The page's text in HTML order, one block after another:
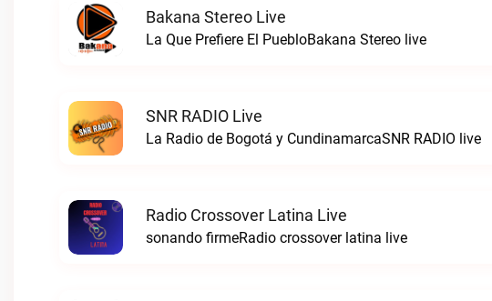
Bakana Stereo Live
La Que Prefiere El PuebloBakana Stereo live
SNR RADIO Live
La Radio de Bogotá y CundinamarcaSNR RADIO live
Radio Crossover Latina Live
sonando firmeRadio crossover latina live